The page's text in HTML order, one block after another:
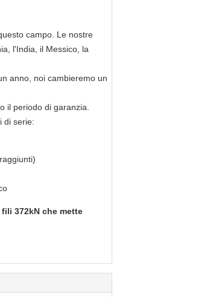
campo. Le nostre
l'India, il Messico, la
anno, noi cambieremo un
periodo di garanzia.
di serie:
372kN che mette